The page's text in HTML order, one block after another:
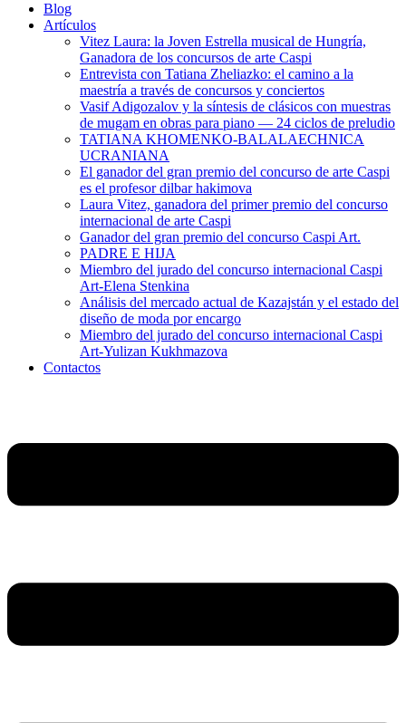
Blog
Artículos
Vitez Laura: la Joven Estrella musical de Hungría,
Ganadora de los concursos de arte Caspi
Entrevista con Tatiana Zheliazko: el camino a la
maestría a través de concursos y conciertos
Vasif Adigozalov y la síntesis de clásicos con muestras
de mugam en obras para piano — 24 ciclos de preludio
TATIANA KHOMENKO-BALALAECHNICA
UCRANIANA
El ganador del gran premio del concurso de arte Caspi
es el profesor dilbar hakimova
Laura Vitez, ganadora del primer premio del concurso
internacional de arte Caspi
Ganador del gran premio del concurso Caspi Art.
PADRE E HIJA
Miembro del jurado del concurso internacional Caspi
Art-Elena Stenkina
Análisis del mercado actual de Kazajstán y el estado del
diseño de moda por encargo
Miembro del jurado del concurso internacional Caspi
Art-Yulizan Kukhmazova
Contactos